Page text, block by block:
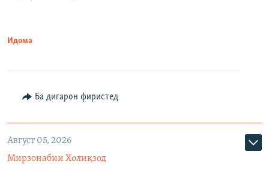
Идома
Ба дигарон фиристед
Август 05, 2026
Мирзонабии Холиқзод